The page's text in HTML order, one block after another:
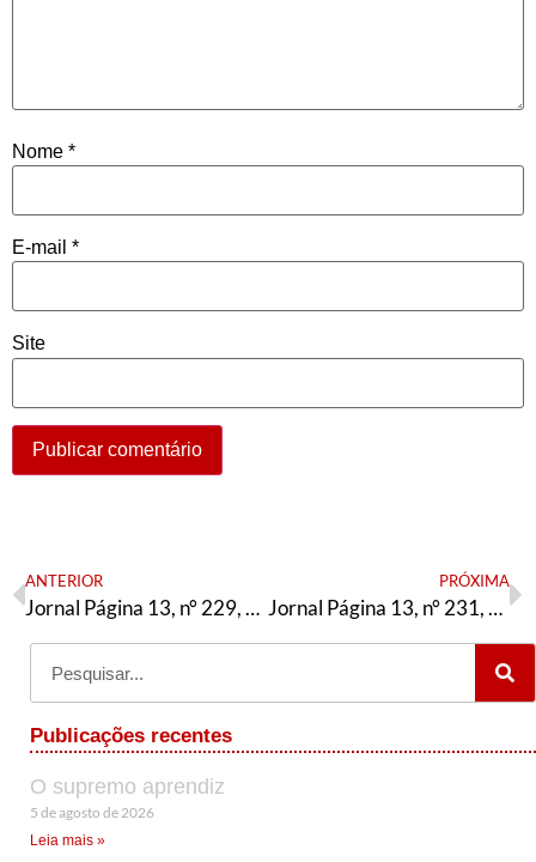
Nome *
E-mail *
Site
ANTERIOR
Jornal Página 13, n° 229, Julho / 2021
PRÓXIMA
Jornal Página 13, n° 231, Setembro / 2021
Publicações recentes
O supremo aprendiz
5 de agosto de 2026
Leia mais »